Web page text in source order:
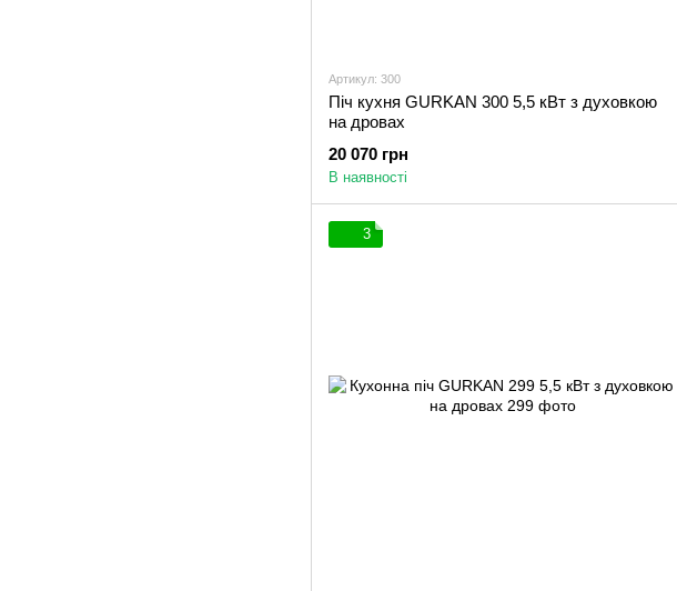
Артикул: 300
Піч кухня GURKAN 300 5,5 кВт з духовкою
на дровах
20 070 грн
В наявності
3